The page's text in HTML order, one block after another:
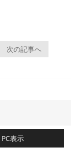
次の記事へ
PC表示